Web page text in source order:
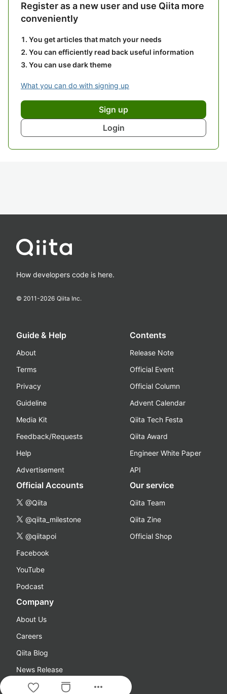
Register as a new user and use Qiita more
conveniently
You get articles that match your needs
You can efficiently read back useful information
You can use dark theme
What you can do with signing up
Sign up
Login
more_horiz
How developers code is here.
© 2011-2026 Qiita Inc.
Guide & Help
About
Terms
Privacy
Guideline
Media Kit
Feedback/Requests
Help
Advertisement
Contents
Release Note
Official Event
Official Column
Advent Calendar
Qiita Tech Festa
Qiita Award
Engineer White Paper
API
Official Accounts
@Qiita
@qiita_milestone
@qiitapoi
Facebook
YouTube
Podcast
Our service
Qiita Team
Qiita Zine
Official Shop
Company
About Us
Careers
Qiita Blog
News Release